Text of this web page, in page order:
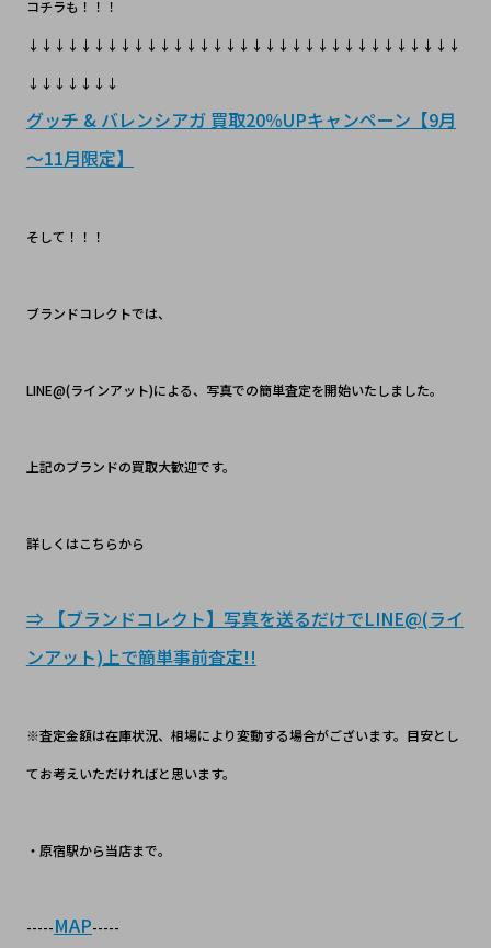
コチラも！！！
↓↓↓↓↓↓↓↓↓↓↓↓↓↓↓↓↓↓↓↓↓↓↓↓↓↓↓↓↓↓↓↓↓
↓↓↓↓↓↓↓
グッチ & バレンシアガ 買取20％UPキャンペーン【9月
～11月限定】
そして！！！
ブランドコレクトでは、
LINE@(ラインアット)による、写真での簡単査定を開始いたしました。
上記のブランドの買取大歓迎です。
詳しくはこちらから
⇒ 【ブランドコレクト】写真を送るだけでLINE@(ライ
ンアット)上で簡単事前査定!!
※査定金額は在庫状況、相場により変動する場合がございます。目安とし
てお考えいただければと思います。
・原宿駅から当店まで。
-----MAP-----